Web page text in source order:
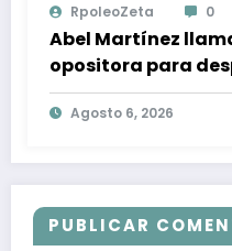
RpoleoZeta 0
Abel Martínez
opositora para
recuperar la
Agosto 6, 2026
PUBLICAR